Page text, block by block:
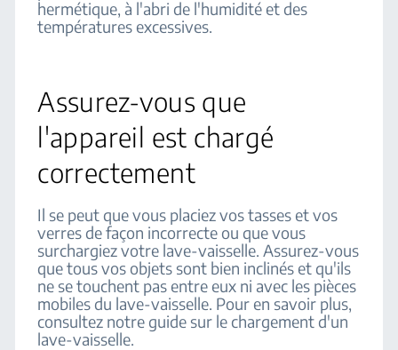
hermétique, à l'abri de l'humidité et des
températures excessives.
Assurez-vous que
l'appareil est chargé
correctement
Il se peut que vous placiez vos tasses et vos
verres de façon incorrecte ou que vous
surchargiez votre lave-vaisselle. Assurez-vous
que tous vos objets sont bien inclinés et qu'ils
ne se touchent pas entre eux ni avec les pièces
mobiles du lave-vaisselle. Pour en savoir plus,
consultez notre guide sur le chargement d'un
lave-vaisselle.